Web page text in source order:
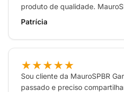
(2018). É a sua conexão
produto de qualidade.
Patrícia
★★★★★
Sou cliente da MauroSPBR
passado e preciso